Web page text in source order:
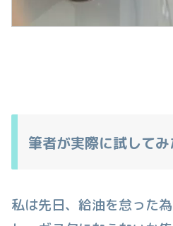
筆者が実際に試してみ
私は先日、給油を怠った